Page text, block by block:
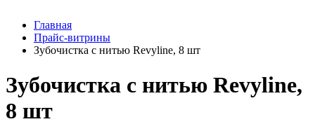
Главная
Прайс-витрины
Зубочистка с нитью Revyline, 8 шт
Зубочистка с нитью Revyline,
8 шт